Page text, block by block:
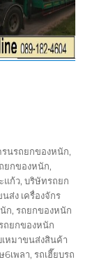
รนรถยกของหนัก,
ยกของหนัก,
แก้ว,บริษัทรถยก
ส่ง เครื่องจักร
ก,รถยกของหนัก
ถยกของหนัก
หมาขนส่งสินค้า
6เพลา,รถเฮี๊ยบรถ